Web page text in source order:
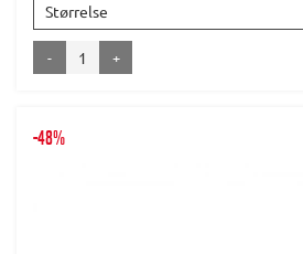
Størrelse
- +
-48%